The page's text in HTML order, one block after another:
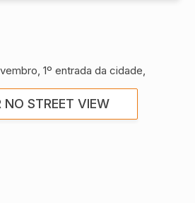
1º entrada da cidade,
NO STREET VIEW